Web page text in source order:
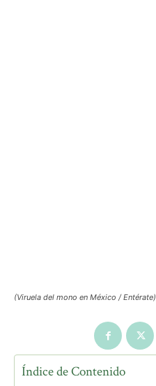
(Viruela del mono en México / Entérate)
Índice de Contenido